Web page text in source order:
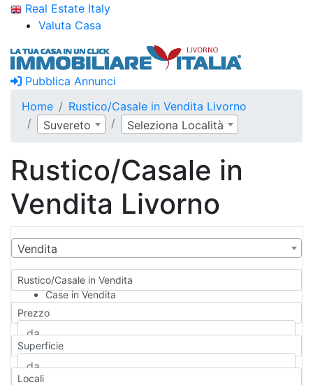
Real Estate Italy
Valuta Casa
Pubblica Annunci
Home
Rustico/Casale in Vendita Livorno
Suvereto
Seleziona Località
Rustico/Casale in
Vendita Livorno
Vendita
Rustico/Casale in Vendita
Case in Vendita
Qualsiasi
Appartamento
Casa indipendente
Casa Semi-indipendente
Attico/Mansarda
Prezzo
Superficie
Locali